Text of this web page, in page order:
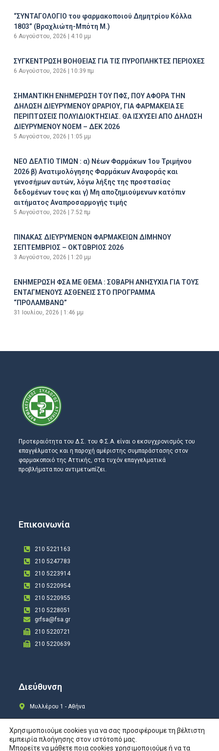
“ΣΥΝΤΑΓΟΛΟΓΙΟ του φαρμακοποιού Δημητρίου Κόλλα
1803” (Βραχλιώτη-Μπότη Μ.)
6 Αυγούστου, 2026 4:10 μμ
ΣΥΓΚΕΝΤΡΩΣΗ ΒΟΗΘΕΙΑΣ ΓΙΑ ΤΙΣ ΠΥΡΟΠΛΗΚΤΕΣ ΠΕΡΙΟΧΕΣ
6 Αυγούστου, 2026 10:39 πμ
ΣΗΜΑΝΤΙΚΗ ΕΝΗΜΕΡΩΣΗ ΤΟΥ ΠΦΣ, ΠΟΥ ΑΦΟΡΑ ΤΗΝ
ΔΗΛΩΣΗ ΔΙΕΥΡΥΜΕΝΟΥ ΩΡΑΡΙΟΥ, ΓΙΑ ΦΑΡΜΑΚΕΙΑ ΣΕ
ΠΕΡΙΠΤΩΣΕΙΣ ΠΟΛΥΙΔΙΟΚΤΗΣΙΑΣ. ΘΑ ΙΣΧΥΣΕΙ ΑΠΟ ΔΗΛΩΣΗ
ΔΙΕΥΡΥΜΕΝΟΥ ΝΟΕΜ – ΔΕΚ 2026
5 Αυγούστου, 2026 1:05 μμ
ΝΕΟ ΔΕΛΤΙΟ ΤΙΜΩΝ : α) Νέων Φαρμάκων 1ου Τριμήνου
2026 β) Ανατιμολόγησης Φαρμάκων Αναφοράς και
γενοσήμων αυτών, λόγω λήξης της προστασίας
δεδομένων τους και γ) Μη αποζημιούμενων κατόπιν
αιτήματος Αναπροσαρμογής τιμής
5 Αυγούστου, 2026 7:52 πμ
ΠΙΝΑΚΑΣ ΔΙΕΥΡΥΜΕΝΩΝ ΦΑΡΜΑΚΕΙΩΝ ΔΙΜΗΝΟΥ
ΣΕΠΤΕΜΒΡΙΟΣ – ΟΚΤΩΒΡΙΟΣ 2026
3 Αυγούστου, 2026 1:20 μμ
ΕΝΗΜΕΡΩΣΗ ΦΣΑ ΜΕ ΘΕΜΑ : ΣΟΒΑΡΗ ΑΝΗΣΥΧΙΑ ΓΙΑ ΤΟΥΣ
ΕΝΤΑΓΜΕΝΟΥΣ ΑΣΘΕΝΕΙΣ ΣΤΟ ΠΡΟΓΡΑΜΜΑ
“ΠΡΟΛΑΜΒΑΝΩ”
31 Ιουλίου, 2026 1:46 μμ
Προτεραιότητα του Δ.Σ. του Φ.Σ.Α. είναι ο εκσυγχρονισμός του
επαγγέλματος και η παροχή αμέριστης συμπαράστασης στον
φαρμακοποιό της Αττικής, στα τυχόν επαγγελματικά
προβλήματα που αντιμετωπίζει.
Επικοινωνία
210 5221163
210 5247783
210 5223914
210 5220954
210 5220955
210 5228051
grfsa@fsa.gr
210 5220721
210 5220639
Διεύθυνση
Μυλλέρου 1 - Αθήνα
Copyright © 2024 All rights Reserved. Design byCOSMOTE New Site4U
Χρησιμοποιούμε cookies για να σας προσφέρουμε τη βέλτιστη
εμπειρία πλοήγησης στον ιστότοπό μας.
Μπορείτε να μάθετε ποια cookies χρησιμοποιούμε ή να τα